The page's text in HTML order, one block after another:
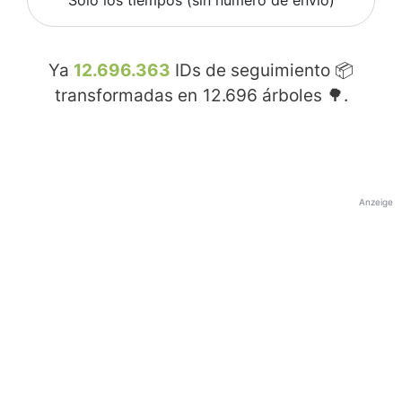
Ya 12.696.363 IDs de seguimiento 📦
transformadas en 12.696 árboles 🌳.
Anzeige